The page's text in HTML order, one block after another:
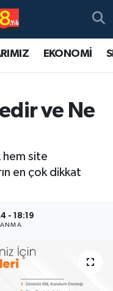
EKONOMİ
ve Ne
hem site
en çok dikkat
- 18:19